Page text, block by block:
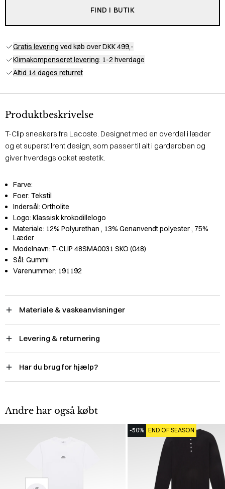
FIND I BUTIK
Gratis levering ved køb over DKK 499,-
Klimakompenseret levering: 1-2 hverdage
Altid 14 dages returret
Produktbeskrivelse
T-Clip sneakers fra Lacoste. Designet med en overdel i læder
og et superstilrent design, som passer til alt i garderoben og
giver hverdagslooket æstetik.
Farve:
Foer: Tekstil
Indersål: Ortholite
Logo: Klassisk krokodillelogo
Materiale: 12% Polyurethan , 13% Genanvendt polyester, 75%
Læder
Modelnavn: T-CLIP 48SMA0031 SKO (048)
Sål: Gummi
Varenummer: 191192
Materiale & vaskeanvisninger
Levering & returnering
Har du brug for hjælp?
Andre har også købt
-50% END OF SEASON